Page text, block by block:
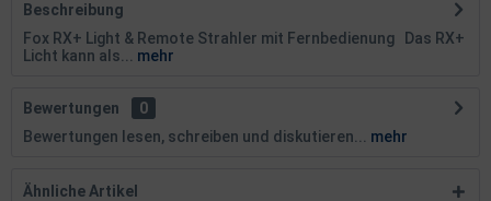
Beschreibung
Fox RX+ Light & Remote Strahler mit Fernbedienung Das RX+
Licht kann als...
mehr
Bewertungen
0
Bewertungen lesen, schreiben und diskutieren...
mehr
Ähnliche Artikel